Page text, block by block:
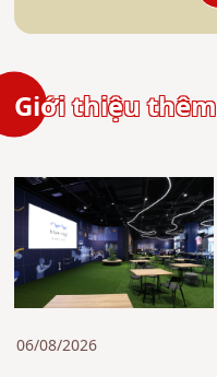
Giới thiệu thêm
06/08/2026